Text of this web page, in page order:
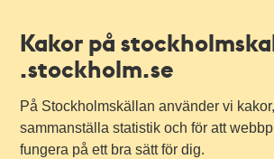
Kakor på
.stockholm.se
På Stockholmskällan använder vi
sammanställa statistik och för att
fungera på ett bra sätt för dig.